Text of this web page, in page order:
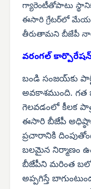
గ్యారెంటీతోపాటు
ఈసారి గ్రేటర్‌లో మేయర్
తీరుతామని బీజేపీ
వరంగల్
బండి సంజయ్‌కు
అవకాశముంది. గత
గెలవడంలో కీలక
ఈసారి బీజేపీ
ప్రచారానికి
బలమైన నిర్మాణం
బీజేపీని మరింత
అప్పగిస్తే